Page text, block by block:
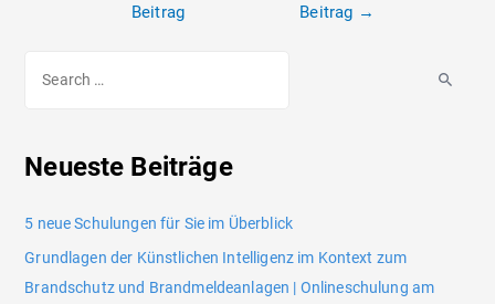
Beitrag
Beitrag →
Neueste Beiträge
5 neue Schulungen für Sie im Überblick
Grundlagen der Künstlichen Intelligenz im Kontext zum
Brandschutz und Brandmeldeanlagen | Onlineschulung am